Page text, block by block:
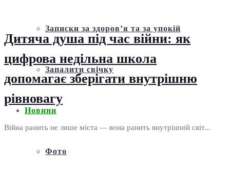
Записки за здоров’я та за упокій
Запалити свічку
Новини
Фото
Дитяча душа під час війни: як
цифрова недільна школа
допомагає зберігати внутрішню
рівновагу
Війна ранить не лише міста — вона ранить внутрішній світ...